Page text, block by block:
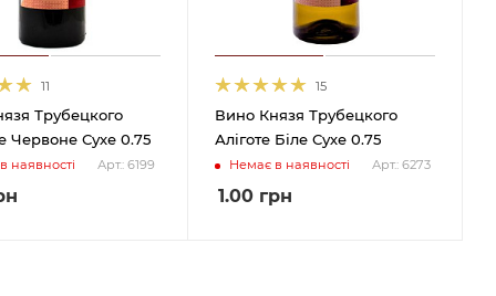
11
Трубецкого
Червоне Сухе 0.75
наявності Арт.: 6199
15
Вино Князя Трубецкого
Алiготе Біле Сухе 0.75
Немає в наявності Арт.: 6273
1.00грн